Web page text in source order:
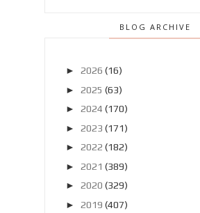
BLOG ARCHIVE
► 2026 (16)
► 2025 (63)
► 2024 (170)
► 2023 (171)
► 2022 (182)
► 2021 (389)
► 2020 (329)
► 2019 (407)